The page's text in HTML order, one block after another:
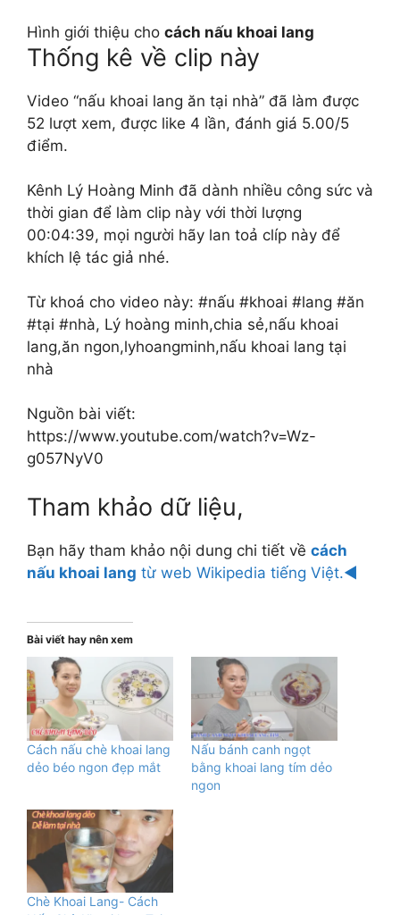
Hình giới thiệu cho cách nấu khoai lang
Thống kê về clip này
Video “nấu khoai lang ăn tại nhà” đã làm được
52 lượt xem, được like 4 lần, đánh giá 5.00/5
điểm.
Kênh Lý Hoàng Minh đã dành nhiều công sức và
thời gian để làm clip này với thời lượng
00:04:39, mọi người hãy lan toả clíp này để
khích lệ tác giả nhé.
Từ khoá cho video này: #nấu #khoai #lang #ăn
#tại #nhà, Lý hoàng minh,chia sẻ,nấu khoai
lang,ăn ngon,lyhoangminh,nấu khoai lang tại
nhà
Nguồn bài viết:
https://www.youtube.com/watch?v=Wz-
g057NyV0
Tham khảo dữ liệu,
Bạn hãy tham khảo nội dung chi tiết về cách
nấu khoai lang từ web Wikipedia tiếng Việt.◄
Bài viết hay nên xem
Cách nấu chè khoai lang
dẻo béo ngon đẹp mắt
Nấu bánh canh ngọt
bằng khoai lang tím dẻo
ngon
Chè Khoai Lang- Cách